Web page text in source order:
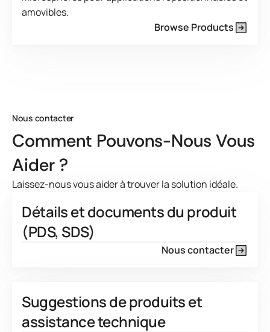
amovibles.
Browse Products
Nous contacter
Comment Pouvons-Nous Vous
Aider ?
Laissez-nous vous aider à trouver la solution idéale.
Détails et documents du produit
(PDS, SDS)
Nous contacter
Suggestions de produits et
assistance technique